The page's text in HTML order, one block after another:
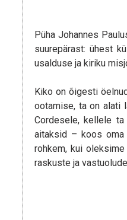
Püha Johannes
suurepärast: ühest
usalduse ja kiriku
Kiko on õigesti
ootamise, ta on alati
Cordesele, kellele
aitaksid – koos oma
rohkem, kui
raskuste ja